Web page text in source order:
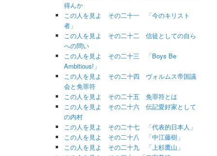
得んか
この人を見よ その二十一 「今のキリスト
者」
この人を見よ その二十二 信徒としての自ら
への問い
この人を見よ その二十三 「Boys Be
Ambitious!」
この人を見よ その二十四 ヴォルムス帝国議
会と免罪符
この人を見よ その二十五 免罪符とは
この人を見よ その二十六 伝記愛好家として
の内村
この人を見よ その二十七 「代表的日本人」
この人を見よ その二十八 「中江藤樹」
この人を見よ その二十九 「上杉鷹山」